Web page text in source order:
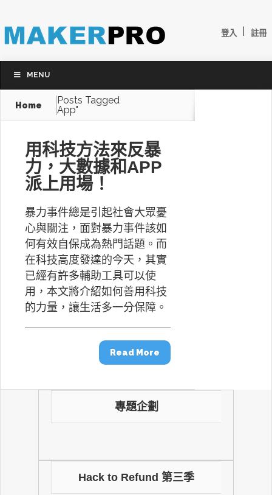
登入 註冊
MENU
Home
Posts Tagged
App"
用科技方法來反暴
力，大數據和APP
派上用場！
暴力事件總是引起社會大眾憂
心與關注，面對暴力事件該如
何有效自保成為熱門話題。而
在科技高度發達的今天，其實
已經有許多輔助工具可以使
用，本文將介紹如何善用科技
的力量，讓生活多一分保障。
Read More
專題企劃
Hack to Refund 第三季